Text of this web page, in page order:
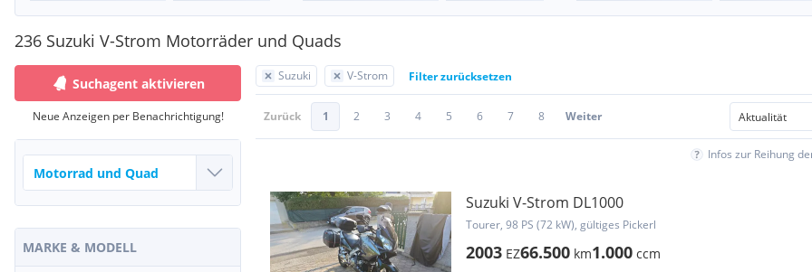
236 Suzuki V-Strom Motorräder und Quads
Suzuki V-Strom Filter zurücksetzen
Zurück 1 2 3 4 5 6 7 8 Weiter
Infos zur Reihung
Suzuki V-Strom DL1000
Tourer, 98 PS (72 kW), gültiges Pickerl
2003 EZ66.500 km1.000 ccm
Suchagent aktivieren
Neue Anzeigen per Benachrichtigung!
MARKE & MODELL